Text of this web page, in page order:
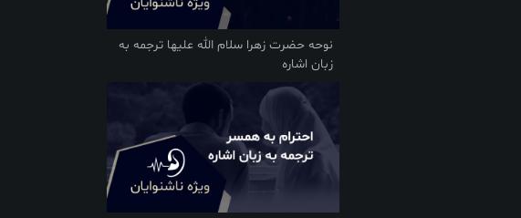
نوحه حضرت زهرا سلام الله علیها ترجمه به
زبان اشاره